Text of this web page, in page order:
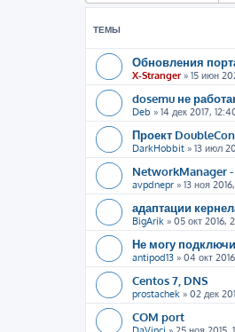
ТЕМЫ
Обновления
X-Stranger» 15 июн
dosemu не
Deb » 14 дек 2017,
Проект
DarkHobbit » 13 июл
NetworkManager
avpdnepr » 13 ноя
адаптации
BigArik » 05 окт 2016,
Не могу
antipod13 » 04 окт
Centos 7, DNS
prostachek » 02 дек
COM port